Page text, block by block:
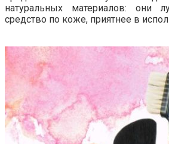
натуральных материалов: они
средство по коже, приятнее в